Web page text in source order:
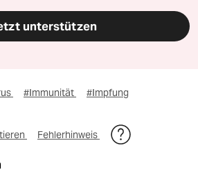
unterstützen
#Immunität #Impfung
Fehlerhinweis